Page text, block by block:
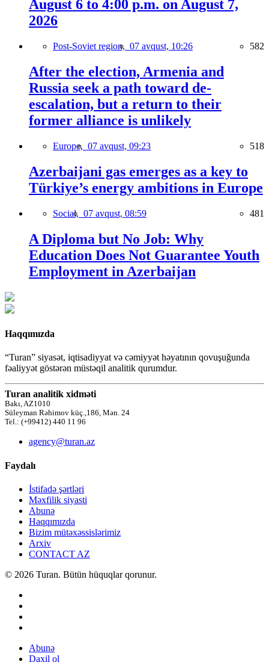
August 6 to 4:00 p.m. on August 7,
2026
Post-Soviet region, 07 avqust, 10:26 582
After the election, Armenia and
Russia seek a path toward de-
escalation, but a return to their
former alliance is unlikely
Europe, 07 avqust, 09:23 518
Azerbaijani gas emerges as a key to
Türkiye’s energy ambitions in Europe
Social, 07 avqust, 08:59 481
A Diploma but No Job: Why
Education Does Not Guarantee Youth
Employment in Azerbaijan
Haqqımızda
“Turan” siyasət, iqtisadiyyat və cəmiyyət həyatının qovuşuğunda
fəaliyyət göstərən müstəqil analitik qurumdur.
Turan analitik xidməti
Bakı, AZ1010
Süleyman Rəhimov küç.,186, Mən. 24
Tel.: (+99412) 440 11 96
agency@turan.az
Faydalı
İstifadə şərtləri
Məxfilik siyasti
Abunə
Haqqımızda
Bizim mütəxəssislərimiz
Arxiv
CONTACT AZ
© 2026 Turan. Bütün hüquqlar qorunur.
Abunə
Daxil ol